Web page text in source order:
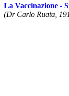
La Vaccinazione -
(Dr Carlo Ruata,